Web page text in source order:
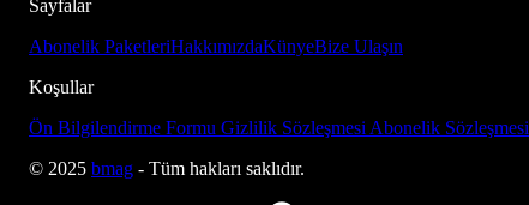
Sayfalar
Abonelik PaketleriHakkımızdaKünyeBize Ulaşın
Koşullar
Ön Bilgilendirme Formu Gizlilik Sözleşmesi Abonelik Sözleşmesi
© 2025 bmag - Tüm hakları saklıdır.